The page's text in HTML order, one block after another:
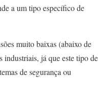
a um tipo específico de
muito baixas (abaixo de
industriais, já que este tipo de
de segurança ou